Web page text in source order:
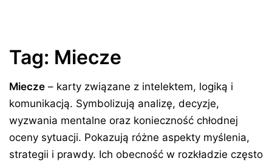
Tag: Miecze
Miecze – karty związane z intelektem, logiką i
komunikacją. Symbolizują analizę, decyzje,
wyzwania mentalne oraz konieczność chłodnej
oceny sytuacji. Pokazują różne aspekty myślenia,
strategii i prawdy. Ich obecność w rozkładzie często